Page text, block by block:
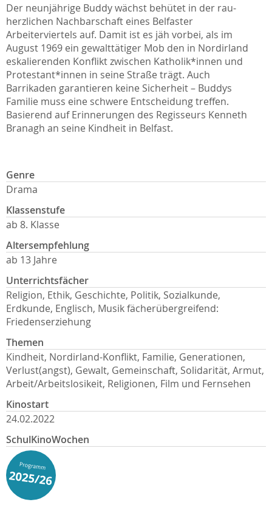
Der neunjährige Buddy wächst behütet in der rau-
herzlichen Nachbarschaft eines Belfaster
Arbeiterviertels auf. Damit ist es jäh vorbei, als im
August 1969 ein gewalttätiger Mob den in Nordirland
eskalierenden Konflikt zwischen Katholik*innen und
Protestant*innen in seine Straße trägt. Auch
Barrikaden garantieren keine Sicherheit – Buddys
Familie muss eine schwere Entscheidung treffen.
Basierend auf Erinnerungen des Regisseurs Kenneth
Branagh an seine Kindheit in Belfast.
Genre
Drama
Klassenstufe
ab 8. Klasse
Altersempfehlung
ab 13 Jahre
Unterrichtsfächer
Religion, Ethik, Geschichte, Politik, Sozialkunde,
Erdkunde, Englisch, Musik fächerübergreifend:
Friedenserziehung
Themen
Kindheit, Nordirland-Konflikt, Familie, Generationen,
Verlust(angst), Gewalt, Gemeinschaft, Solidarität, Armut,
Arbeit/Arbeitslosikeit, Religionen, Film und Fernsehen
Kinostart
24.02.2022
SchulKinoWochen